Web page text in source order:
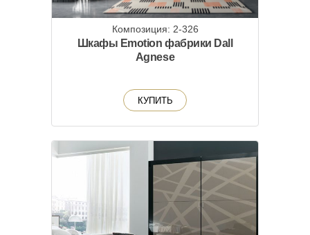
Композиция: 2-326
Шкафы Emotion фабрики Dall
Agnese
КУПИТЬ